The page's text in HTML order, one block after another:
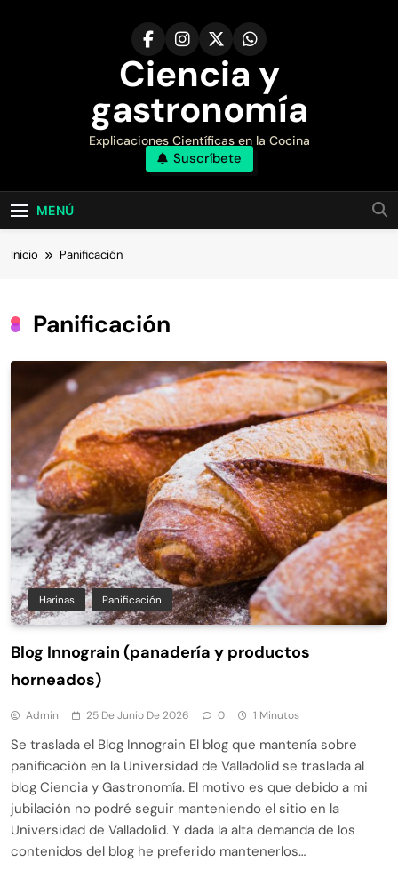
Ciencia y
gastronomía
Explicaciones Científicas en la Cocina
Suscríbete
MENÚ
Inicio Panificación
Panificación
Harinas Panificación
Blog Innograin (panadería y productos
horneados)
Admin 25 De Junio De 2026 0 1 Minutos
Se traslada el Blog Innograin El blog que mantenía sobre
panificación en la Universidad de Valladolid se traslada al
blog Ciencia y Gastronomía. El motivo es que debido a mi
jubilación no podré seguir manteniendo el sitio en la
Universidad de Valladolid. Y dada la alta demanda de los
contenidos del blog he preferido mantenerlos…